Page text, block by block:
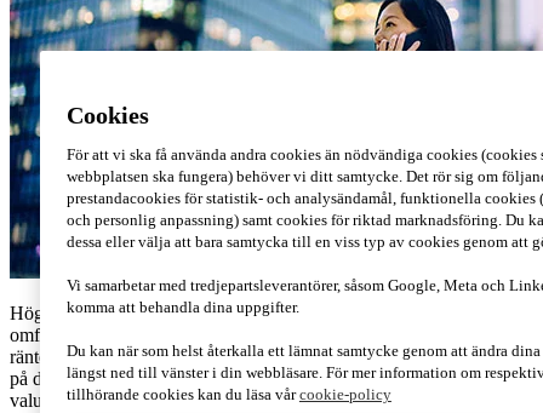
Högsta förvaltningsdomstolen (HFD) slår fast att företag som
omfattas av reglerna om avdragsbegränsning för negativa
räntenetton ska beskattas löpande för orealiserade värdeförändringar
på derivatinstrument som säkrar skulder eller fordringar i utländsk
valuta.
Cookies
För att vi ska få använda andra cookies än nödvändiga cookies (cookies
webbplatsen ska fungera) behöver vi ditt samtycke. Det rör sig om
prestandacookies för statistik- och analysändamål, funktionella
och personlig anpassning) samt cookies för riktad marknadsföring. Du
dessa eller välja att bara samtycka till en viss typ av cookies genom att
Vi samarbetar med tredjepartsleverantörer, såsom Google, Meta och
komma att behandla dina uppgifter.
Du kan när som helst återkalla ett lämnat samtycke genom att ändra
längst ned till vänster i din webbläsare. För mer information om
tillhörande cookies kan du läsa vårcookie-policy